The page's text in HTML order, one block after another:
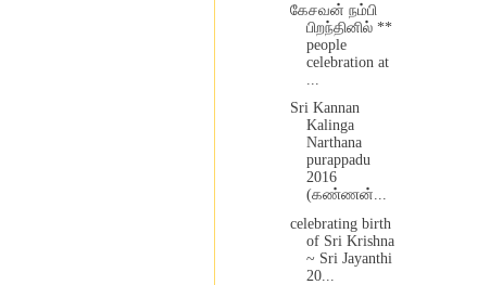
கேசவன் நம்பி
பிறந்தினில் **
people
celebration at
Sri Kannan
Kalinga
Narthana
purappadu
2016
(கண்ணன்...
celebrating birth
of Sri Krishna
~ Sri Jayanthi
20...